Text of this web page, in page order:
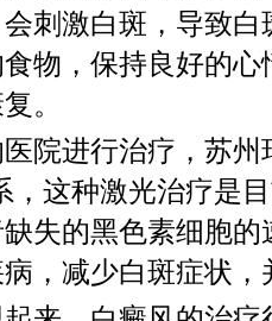
刺激白斑，导致
物，保持良好的
。
院进行治疗，苏
，这种激光治疗是
失的黑色素细胞
，减少白斑症状